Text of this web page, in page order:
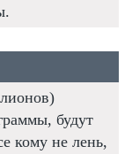
будут
кому не лень,